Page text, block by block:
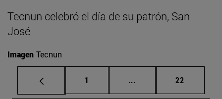
Tecnun celebró el día de su patrón, San
José
Imagen Tecnun
Página
1 ... Páginas intermedias
Página
22